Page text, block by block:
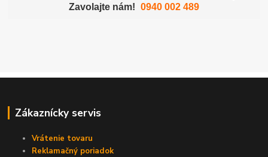
Zavolajte nám! 0940 002 489
Zákaznícky servis
Vrátenie tovaru
Reklamačný poriadok